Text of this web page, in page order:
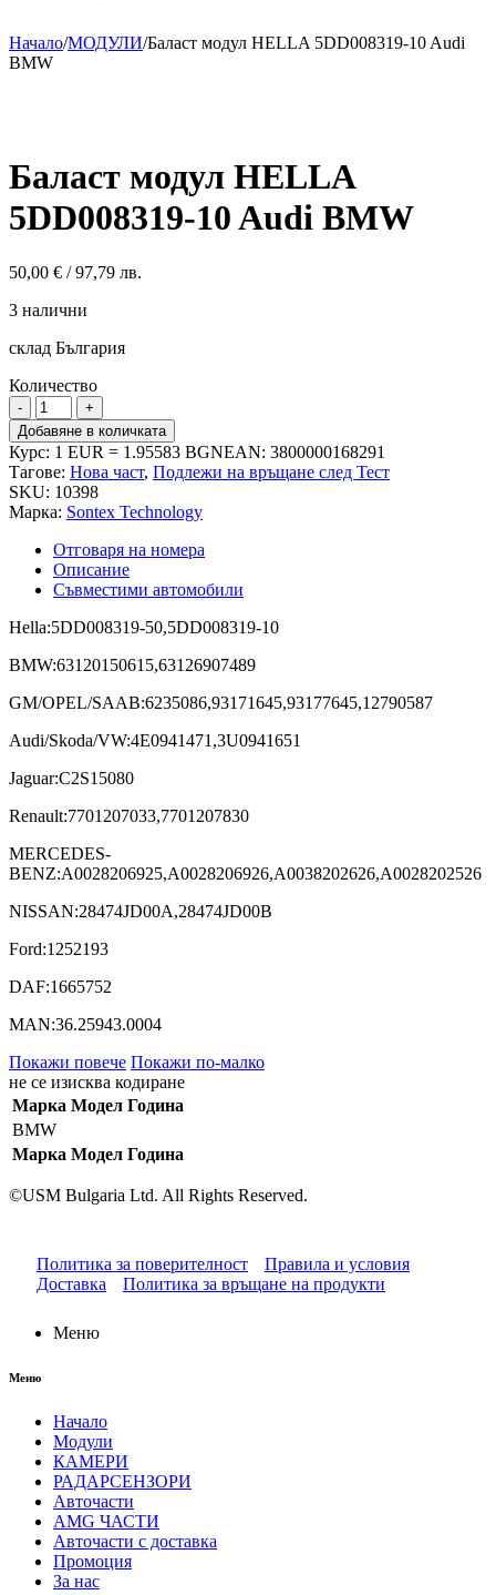
Начало/МОДУЛИ/Баласт модул HELLA 5DD008319-10 Audi
BMW
Баласт модул HELLA
5DD008319-10 Audi BMW
50,00 € / 97,79 лв.
3 налични
склад България
Количество
количество
за
Баласт
модул
HELLA
5DD008319-
10
Audi
BMW
Добавяне в количката
Курс: 1 EUR = 1.95583 BGNEAN: 3800000168291
Тагове: Нова част, Подлежи на връщане след Тест
SKU: 10398
Марка: Sontex Technology
Отговаря на номера
Описание
Съвместими автомобили
Hella:5DD008319-50,5DD008319-10
BMW:63120150615,63126907489
GM/OPEL/SAAB:6235086,93171645,93177645,12790587
Audi/Skoda/VW:4E0941471,3U0941651
Jaguar:C2S15080
Renault:7701207033,7701207830
MERCEDES-
BENZ:A0028206925,A0028206926,A0038202626,A0028202526
NISSAN:28474JD00A,28474JD00B
Ford:1252193
DAF:1665752
MAN:36.25943.0004
Покажи повече Покажи по-малко
не се изисква кодиране
Марка Модел Година
Марка Модел Година
BMW
©USM Bulgaria Ltd. All Rights Reserved.
Политика за поверителност
Правила и условия
Доставка
Политика за връщане на продукти
Меню
Меню
Начало
Модули
КАМЕРИ
РАДАРСЕНЗОРИ
Авточасти
AMG ЧАСТИ
Авточасти с доставка
Промоция
За нас